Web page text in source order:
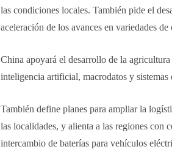
las condiciones locales. También pide el
aceleración de los avances en variedades de
China apoyará el desarrollo de la
inteligencia artificial, macrodatos y
También define planes para ampliar la
las localidades, y alienta a las regiones con
intercambio de baterías para vehículos